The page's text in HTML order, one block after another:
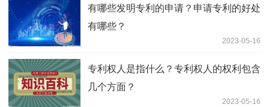
有哪些发明专利的申请？申请专利的好处
有哪些？
2023-05-16
专利权人是指什么？专利权人的权利包含
几个方面？
2023-05-16